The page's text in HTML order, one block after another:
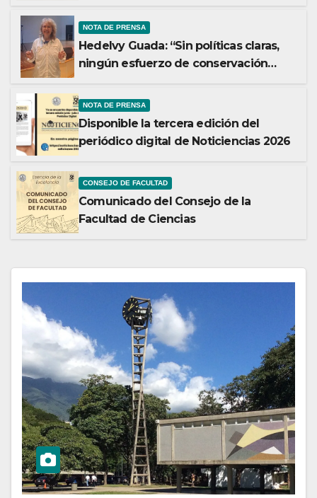
NOTA DE PRENSA
Hedelvy Guada: “Sin políticas claras,
ningún esfuerzo de conservación
NOTA DE PRENSA
Disponible la tercera edición del
periódico digital de Noticiencias 2026
CONSEJO DE FACULTAD
Comunicado del Consejo de la
Facultad de Ciencias